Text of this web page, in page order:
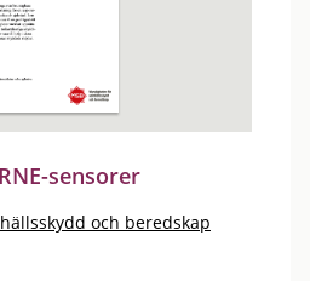
sensorer
och beredskap